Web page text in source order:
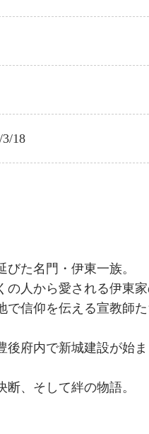
3/18
た名門・伊東一族。
人から愛される伊東
で信仰を伝える宣教師
府内で新城建設が始
、そして絆の物語。